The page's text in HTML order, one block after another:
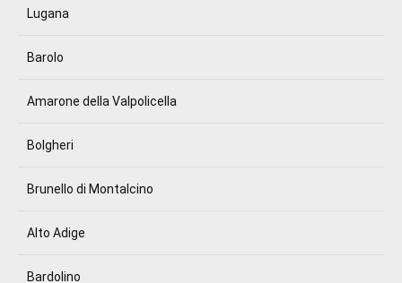
Lugana
Barolo
Amarone della Valpolicella
Bolgheri
Brunello di Montalcino
Alto Adige
Bardolino